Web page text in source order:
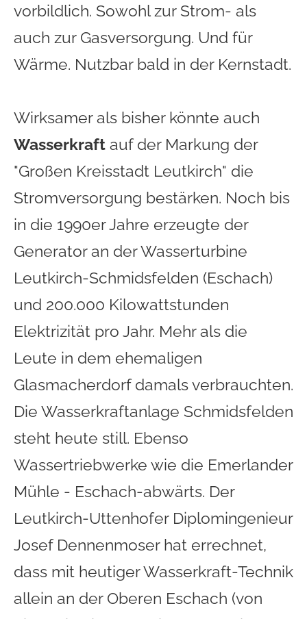
vorbildlich. Sowohl zur Strom- als
auch zur Gasversorgung. Und für
Wärme. Nutzbar bald in der Kernstadt.
Wirksamer als bisher könnte auch
Wasserkraft auf der Markung der
"Großen Kreisstadt Leutkirch" die
Stromversorgung bestärken. Noch bis
in die 1990er Jahre erzeugte der
Generator an der Wasserturbine
Leutkirch-Schmidsfelden (Eschach)
und 200.000 Kilowattstunden
Elektrizität pro Jahr. Mehr als die
Leute in dem ehemaligen
Glasmacherdorf damals verbrauchten.
Die Wasserkraftanlage Schmidsfelden
steht heute still. Ebenso
Wassertriebwerke wie die Emerlander
Mühle - Eschach-abwärts. Der
Leutkirch-Uttenhofer Diplomingenieur
Josef Dennenmoser hat errechnet,
dass mit heutiger Wasserkraft-Technik
allein an der Oberen Eschach (von